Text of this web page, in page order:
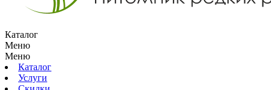
Каталог
Меню
Меню
Каталог
Услуги